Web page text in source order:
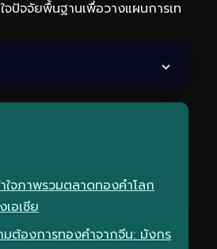
จปัจจัยพื้นฐานเพื่อวางแผนการเท
ใจภาพรวมตลาดทองคำโลก
อเชีย
มต้องการทองคำจากจีน: มังกร